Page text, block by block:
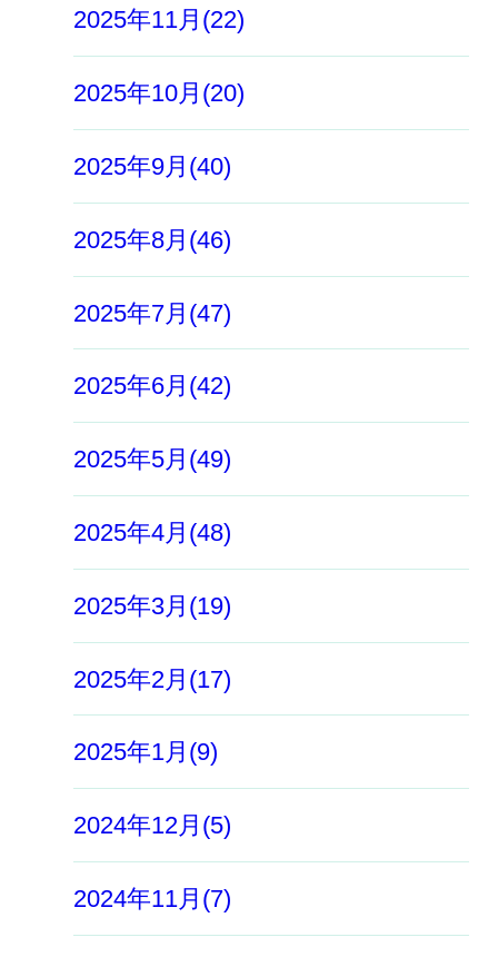
2025年11月(22)
2025年10月(20)
2025年9月(40)
2025年8月(46)
2025年7月(47)
2025年6月(42)
2025年5月(49)
2025年4月(48)
2025年3月(19)
2025年2月(17)
2025年1月(9)
2024年12月(5)
2024年11月(7)